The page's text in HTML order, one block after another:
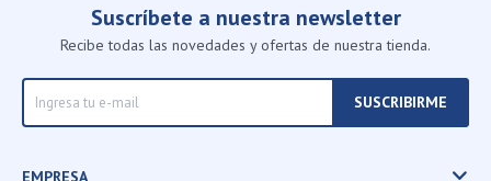
Suscríbete a nuestra newsletter
Recibe todas las novedades y ofertas de nuestra tienda.
SUSCRIBIRME
EMPRESA